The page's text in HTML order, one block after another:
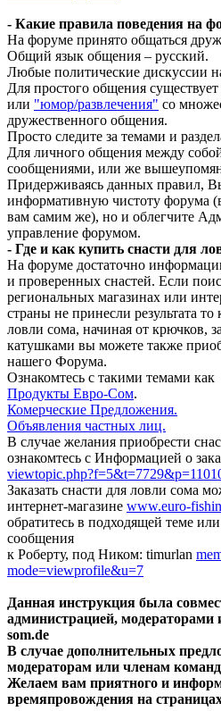
- Какие правила поведения на
На форуме принято общаться
Общий язык общения – русский.
Любые политические дискуссии
Для простого общения существует
или "юмор/развлечения" со
дружественного общения.
Просто следите за темами и
Для личного общения между
сообщениями, или же
Придерживаясь данных правил,
информативную чистоту форума
вам самим же), но и облегчите
управление форумом.
- Где и как купить снасти для
На форуме достаточно
и проверенных снастей. Если
региональных магазинах или
страны не принесли результата то
ловли сома, начиная от крючков,
катушками вы можете также
нашего Форума.
Oзнакомтесь с такими темами как
Продукты Евро-Сом.
Комерческие Предложения.
Объявления частных лиц.
В случае желания приобрести
ознакомтесь с Информацией о
Заказать снасти для ловли сома
интернет-магазине www.euro-
обратитесь в подходящей теме
сообщения
к Роберту, под Ником: timurlan
mode=viewprofile&u=7
Данная инструкция была
администрацией,
som.de
В случае дополнительных
модераторам или членам
Желаем вам приятного и
времяпровождения на